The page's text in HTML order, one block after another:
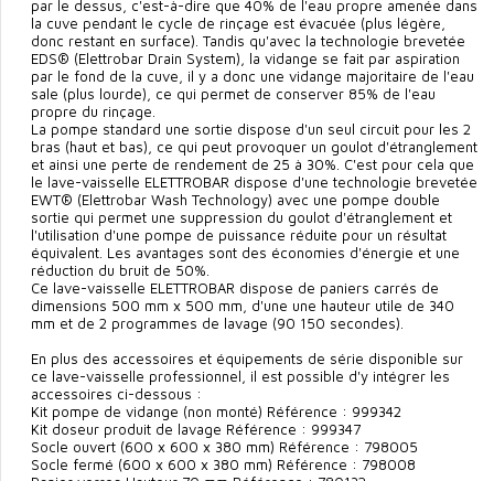
par le dessus, c'est-à-dire que 40% de l'eau propre amenée dans
la cuve pendant le cycle de rinçage est évacuée (plus légère,
donc restant en surface). Tandis qu'avec la technologie brevetée
EDS® (Elettrobar Drain System), la vidange se fait par aspiration
par le fond de la cuve, il y a donc une vidange majoritaire de l'eau
sale (plus lourde), ce qui permet de conserver 85% de l'eau
propre du rinçage.
La pompe standard une sortie dispose d'un seul circuit pour les 2
bras (haut et bas), ce qui peut provoquer un goulot d'étranglement
et ainsi une perte de rendement de 25 à 30%. C'est pour cela que
le lave-vaisselle ELETTROBAR dispose d'une technologie brevetée
EWT® (Elettrobar Wash Technology) avec une pompe double
sortie qui permet une suppression du goulot d'étranglement et
l'utilisation d'une pompe de puissance réduite pour un résultat
équivalent. Les avantages sont des économies d'énergie et une
réduction du bruit de 50%.
Ce lave-vaisselle ELETTROBAR dispose de paniers carrés de
dimensions 500 mm x 500 mm, d'une une hauteur utile de 340
mm et de 2 programmes de lavage (90 150 secondes).
En plus des accessoires et équipements de série disponible sur
ce lave-vaisselle professionnel, il est possible d'y intégrer les
accessoires ci-dessous :
Kit pompe de vidange (non monté) Référence : 999342
Kit doseur produit de lavage Référence : 999347
Socle ouvert (600 x 600 x 380 mm) Référence : 798005
Socle fermé (600 x 600 x 380 mm) Référence : 798008